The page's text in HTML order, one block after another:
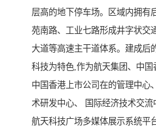
层高的地下停车场。区域内拥有
苑南路、工业七路形成井字状交
大道等高速主干道体系。建成后
科技为特色,作为航天集团、中
中国香港上市公司在的管理中心
术研发中心、 国际经济技术交流
航天科技广场多媒体展示系统平